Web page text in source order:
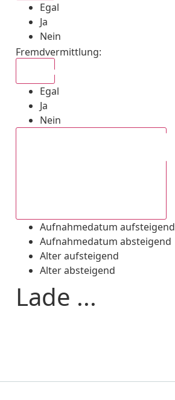
Egal
Ja
Nein
Fremdvermittlung:
Egal
Ja
Nein
Aufnahmedatum aufsteigend
Aufnahmedatum absteigend
Alter aufsteigend
Alter absteigend
Lade ...